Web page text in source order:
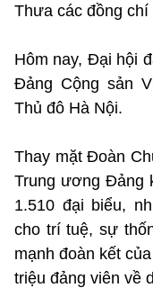
Thưa các đồng
Hôm nay, Đại hội
Đảng Cộng sản
Thủ đô Hà Nội.
Thay mặt Đoàn
Trung ương Đảng
1.510 đại biểu,
cho trí tuệ, sự
mạnh đoàn kết
triệu đảng viên về